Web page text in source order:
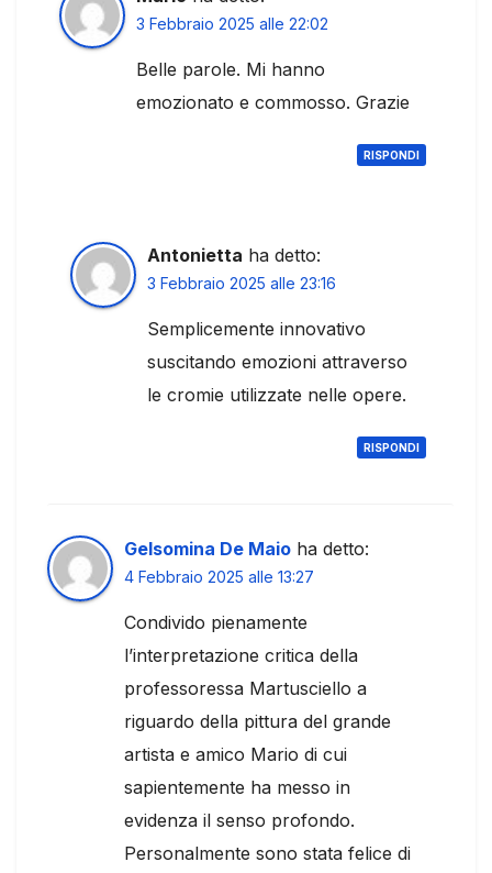
3 Febbraio 2025 alle 22:02
Belle parole. Mi hanno
emozionato e commosso. Grazie
RISPONDI
Antonietta ha detto:
3 Febbraio 2025 alle 23:16
Semplicemente innovativo
suscitando emozioni attraverso
le cromie utilizzate nelle opere.
RISPONDI
Gelsomina De Maio ha detto:
4 Febbraio 2025 alle 13:27
Condivido pienamente
l’interpretazione critica della
professoressa Martusciello a
riguardo della pittura del grande
artista e amico Mario di cui
sapientemente ha messo in
evidenza il senso profondo.
Personalmente sono stata felice di